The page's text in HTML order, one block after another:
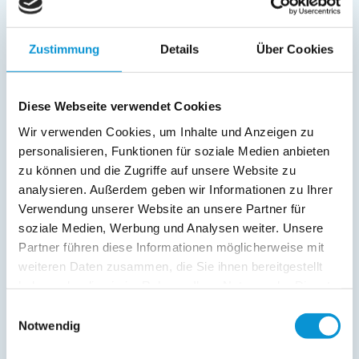
Zustimmung Details Über Cookies
Diese Webseite verwendet Cookies
Wir verwenden Cookies, um Inhalte und Anzeigen zu
personalisieren, Funktionen für soziale Medien anbieten
zu können und die Zugriffe auf unsere Website zu
analysieren. Außerdem geben wir Informationen zu Ihrer
Verwendung unserer Website an unsere Partner für
soziale Medien, Werbung und Analysen weiter. Unsere
Partner führen diese Informationen möglicherweise mit
weiteren Daten zusammen, die Sie ihnen bereitgestellt
Notwendig
Radio
Gartenstühle
Parkplatz
Balkon
Service:
Verpflegung:
Beschreibung
Ferienwohnung 6 im Haus Lindenbuschen 2 in Kellenhusen